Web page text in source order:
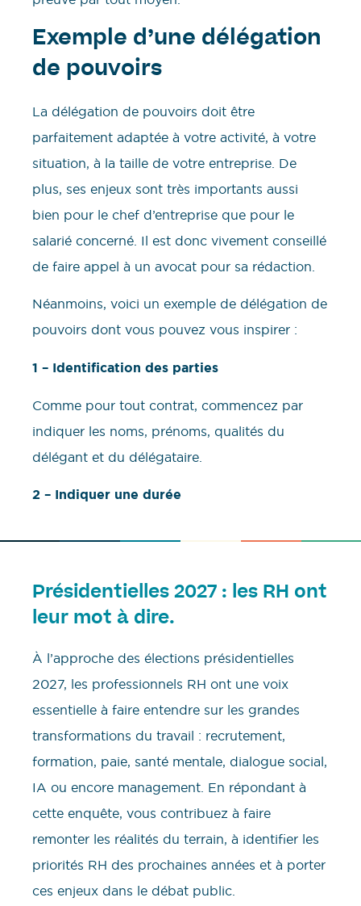
Exemple d’une délégation
de pouvoirs
La délégation de pouvoirs doit être
parfaitement adaptée à votre activité, à votre
situation, à la taille de votre entreprise. De
plus, ses enjeux sont très importants aussi
bien pour le chef d’entreprise que pour le
salarié concerné. Il est donc vivement conseillé
de faire appel à un avocat pour sa rédaction.
Néanmoins, voici un exemple de délégation de
pouvoirs dont vous pouvez vous inspirer :
1 – Identification des parties
Comme pour tout contrat, commencez par
indiquer les noms, prénoms, qualités du
délégant et du délégataire.
2 – Indiquer une durée
Présidentielles 2027 : les RH ont
leur mot à dire.
À l’approche des élections présidentielles
2027, les professionnels RH ont une voix
essentielle à faire entendre sur les grandes
transformations du travail : recrutement,
formation, paie, santé mentale, dialogue social,
IA ou encore management. En répondant à
cette enquête, vous contribuez à faire
remonter les réalités du terrain, à identifier les
priorités RH des prochaines années et à porter
ces enjeux dans le débat public.